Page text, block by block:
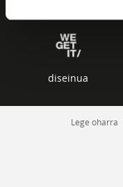
diseinua
Lege oharra